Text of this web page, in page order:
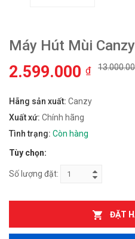
Máy Hút Mùi
2.599.000 ₫
Hãng sản xuất: Canzy
Xuất xứ: Chính hãng
Tình trạng: Còn hàng
Tùy chọn:
Số lượng đặt:
ĐẶT